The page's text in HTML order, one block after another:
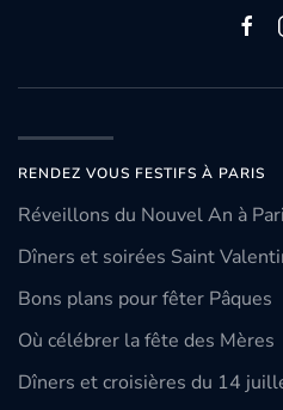
RENDEZ VOUS FESTIFS À PARIS
Réveillons du Nouvel An à
Dîners et soirées Saint
Bons plans pour fêter Pâques
Où célébrer la fête des Mères
Dîners et croisières du 14